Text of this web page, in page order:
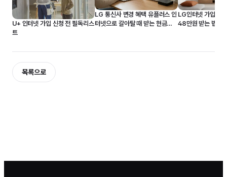
U+ 인터넷 가입 신청 전 필독리스
트
LG 통신사 변경 혜택 유플러스 인
터넷으로 갈아탈 때 받는 현금은
LG인터넷 가입, 현
48만원 받는 법
목록으로